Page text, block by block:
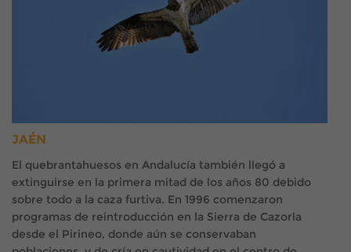
JAÉN
El quebrantahuesos en Andalucía también llegó a
extinguirse en la primera mitad de los años 80 debido
sobre todo a la caza furtiva. En 1996 comenzaron
programas de reintroducción en la Sierra de Cazorla
desde el Pirineo, donde aún se conservaban